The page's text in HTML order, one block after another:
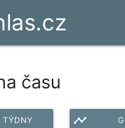
času
TÝDNY timeline